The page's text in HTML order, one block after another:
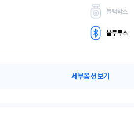
블랙박스
블루투스
세부옵션 보기